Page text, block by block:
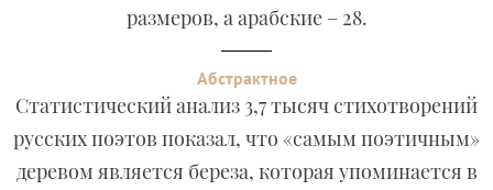
размеров, а арабские – 28.
Абстрактное
Статистический анализ 3,7 тысяч стихотворений
русских поэтов показал, что «самым поэтичным»
деревом является береза, которая упоминается в